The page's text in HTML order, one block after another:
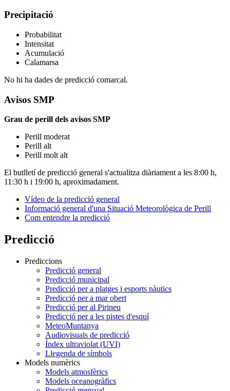
Precipitació
Probabilitat
Intensitat
Acumulació
Calamarsa
No hi ha dades de predicció comarcal.
Avisos SMP
Grau de perill dels avisos SMP
Perill moderat
Perill alt
Perill molt alt
El butlletí de predicció general s'actualitza diàriament a les 8:00 h,
11:30 h i 19:00 h, aproximadament.
Vídeo de la predicció general
Informació general d'una Situació Meteorològica de Perill
Com entendre la predicció
Predicció
Prediccions
Predicció general
Predicció municipal
Predicció per a platges i esports nàutics
Predicció per a mar obert
Predicció per al Pirineu
Predicció per a les pistes d'esquí
MeteoMuntanya
Audiovisuals de predicció
Índex ultraviolat (UVI)
Llegenda de símbols
Models numèrics
Models atmosfèrics
Models oceanogràfics